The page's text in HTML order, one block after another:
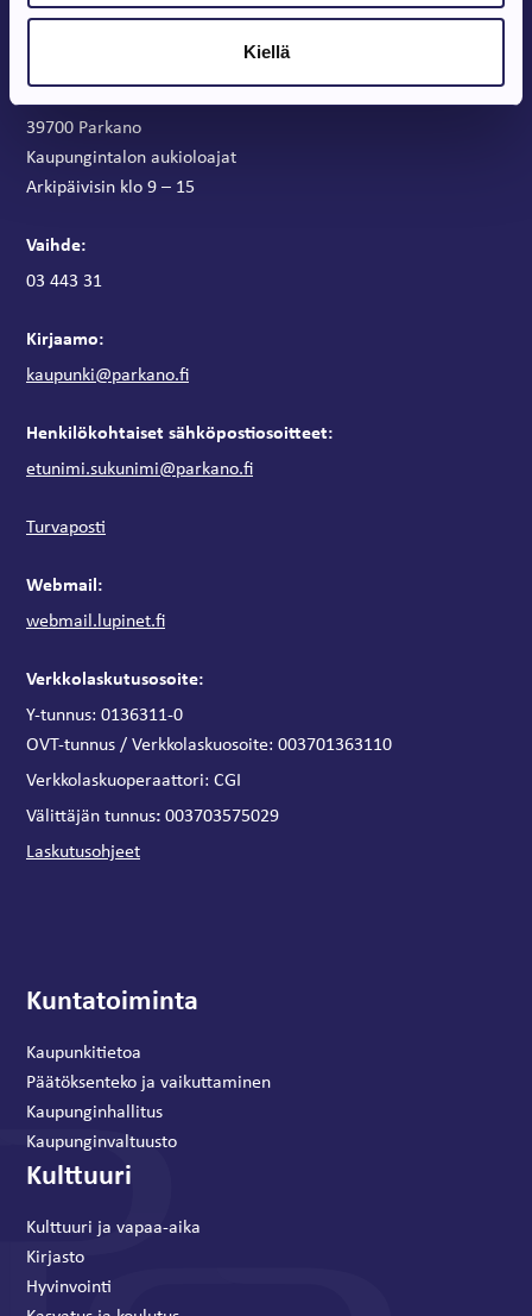
Kiellä
39700 Parkano
Kaupungintalon aukioloajat
Arkipäivisin klo 9 – 15
Vaihde:
03 443 31
Kirjaamo:
kaupunki@parkano.fi
Henkilökohtaiset sähköpostiosoitteet:
etunimi.sukunimi@parkano.fi
Turvaposti
Webmail:
webmail.lupinet.fi
Verkkolaskutusosoite:
Y-tunnus: 0136311-0
OVT-tunnus / Verkkolaskuosoite: 003701363110
Verkkolaskuoperaattori: CGI
Välittäjän tunnus:003703575029
Laskutusohjeet
Kuntatoiminta
Kaupunkitietoa
Päätöksenteko ja vaikuttaminen
Kaupunginhallitus
Kaupunginvaltuusto
Kulttuuri
Kulttuuri ja vapaa-aika
Kirjasto
Hyvinvointi